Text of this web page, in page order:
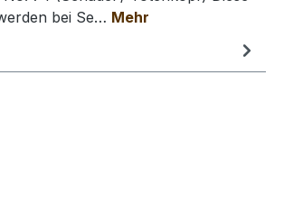
bei Se… Mehr
überspringen